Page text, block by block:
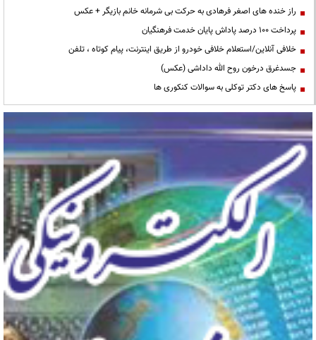
راز خنده های اصغر فرهادی به حرکت بی شرمانه خانم بازیگر + عکس
پرداخت ۱۰۰ درصد پاداش پایان خدمت فرهنگیان
خلافی آنلاین/استعلام خلافی خودرو از طریق اینترنت، پیام کوتاه ، تلفن
جسدغرق درخون روح الله داداشی (عکس)
پاسخ های دکتر توکلی به سوالات کنکوری ها